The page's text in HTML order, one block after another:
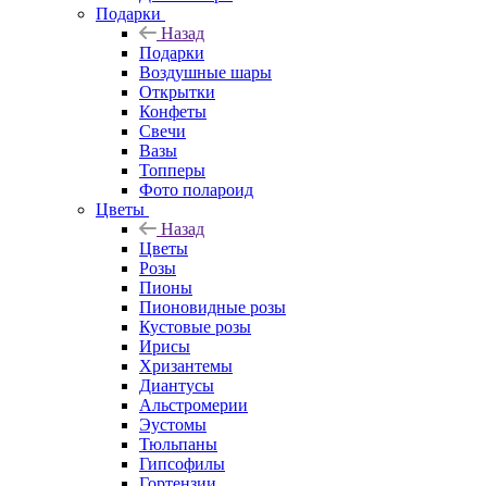
Подарки
Назад
Подарки
Воздушные шары
Открытки
Конфеты
Свечи
Вазы
Топперы
Фото полароид
Цветы
Назад
Цветы
Розы
Пионы
Пионовидные розы
Кустовые розы
Ирисы
Хризантемы
Диантусы
Альстромерии
Эустомы
Тюльпаны
Гипсофилы